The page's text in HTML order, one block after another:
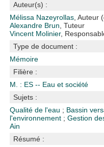
Auteur(s) :
Mélissa Nazeyrollas , Auteur
Alexandre Brun , Tuteur
Vincent Molinier,
Type de document :
Mémoire
Filière :
M. : ES -- Eau et société
Sujets :
Qualité de l'eau ; Bassin
l'environnement ;Gestion
Ain
Résumé :